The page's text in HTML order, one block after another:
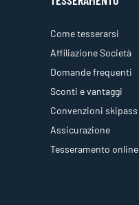
Come tesserarsi
Affiliazione Società
Domande frequenti
Sconti e vantaggi
Convenzioni skipass
Assicurazione
Tesseramento online